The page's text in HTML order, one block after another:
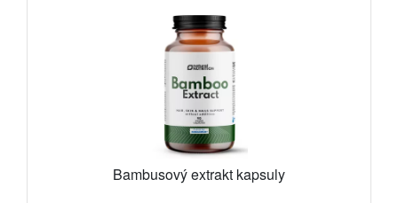
Bambusový extrakt kapsuly